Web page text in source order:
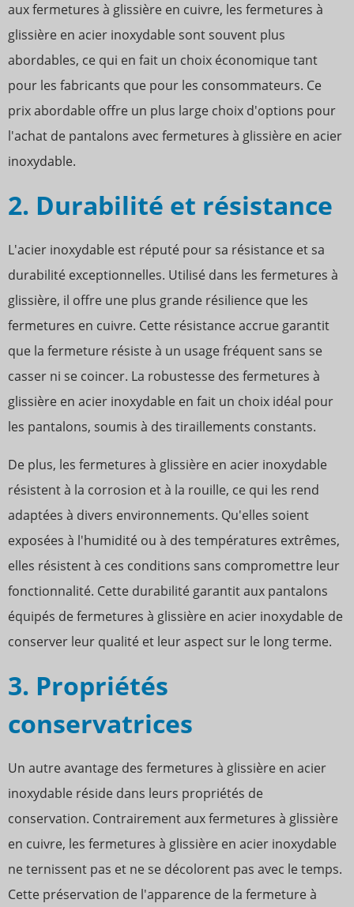
aux fermetures à glissière en cuivre, les fermetures à
glissière en acier inoxydable sont souvent plus
abordables, ce qui en fait un choix économique tant
pour les fabricants que pour les consommateurs. Ce
prix abordable offre un plus large choix d'options pour
l'achat de pantalons avec fermetures à glissière en acier
inoxydable.
2. Durabilité et résistance
L'acier inoxydable est réputé pour sa résistance et sa
durabilité exceptionnelles. Utilisé dans les fermetures à
glissière, il offre une plus grande résilience que les
fermetures en cuivre. Cette résistance accrue garantit
que la fermeture résiste à un usage fréquent sans se
casser ni se coincer. La robustesse des fermetures à
glissière en acier inoxydable en fait un choix idéal pour
les pantalons, soumis à des tiraillements constants.
De plus, les fermetures à glissière en acier inoxydable
résistent à la corrosion et à la rouille, ce qui les rend
adaptées à divers environnements. Qu'elles soient
exposées à l'humidité ou à des températures extrêmes,
elles résistent à ces conditions sans compromettre leur
fonctionnalité. Cette durabilité garantit aux pantalons
équipés de fermetures à glissière en acier inoxydable de
conserver leur qualité et leur aspect sur le long terme.
3. Propriétés
conservatrices
Un autre avantage des fermetures à glissière en acier
inoxydable réside dans leurs propriétés de
conservation. Contrairement aux fermetures à glissière
en cuivre, les fermetures à glissière en acier inoxydable
ne ternissent pas et ne se décolorent pas avec le temps.
Cette préservation de l'apparence de la fermeture à